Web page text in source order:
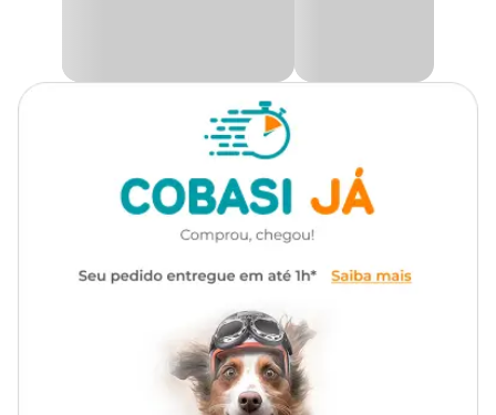
Material Borracha, Inox
Na Cobasi, você encontra o Comedouro Cães Tuff Rings Blue
comedouros e bebedouros para cães e gatos
no site, aplicativo e nas lojas físicas da Cobasi.
Medidas aproximadas
Tamanho Volume Diâmetro Altura
19 cm